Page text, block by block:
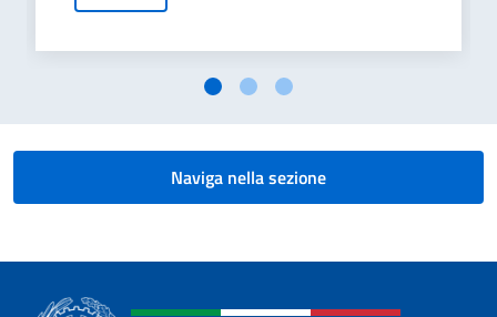
Naviga nella sezione